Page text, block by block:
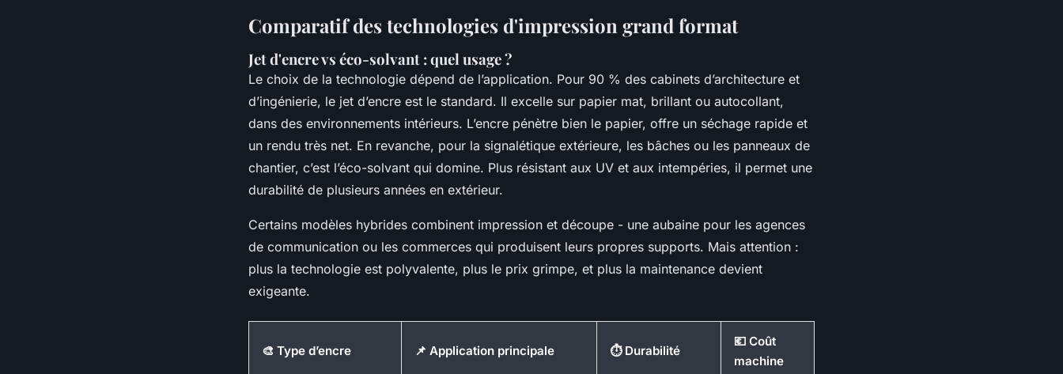
Comparatif des technologies d'impression grand format
Jet d'encre vs éco-solvant : quel usage ?
Le choix de la technologie dépend de l’application. Pour 90 % des cabinets d’architecture et
d’ingénierie, le jet d’encre est le standard. Il excelle sur papier mat, brillant ou autocollant,
dans des environnements intérieurs. L’encre pénètre bien le papier, offre un séchage rapide et
un rendu très net. En revanche, pour la signalétique extérieure, les bâches ou les panneaux de
chantier, c’est l’éco-solvant qui domine. Plus résistant aux UV et aux intempéries, il permet une
durabilité de plusieurs années en extérieur.
Certains modèles hybrides combinent impression et découpe - une aubaine pour les agences
de communication ou les commerces qui produisent leurs propres supports. Mais attention :
plus la technologie est polyvalente, plus le prix grimpe, et plus la maintenance devient
exigeante.
🎨 Type d’encre 📌 Application principale ⏱️ Durabilité
💶 Coût
machine